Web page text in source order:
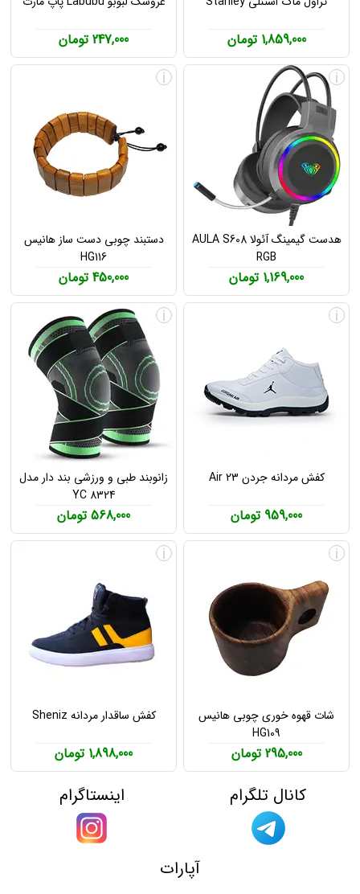
1,859,000 تومان 247,000 تومان
هدست گیمینگ آئولا AULA S608
RGB
1,169,000 تومان
i
دستبند چوبی دست ساز هانیس
HG116
450,000 تومان
i
کفش مردانه جردن Air 23
959,000 تومان
i
زانوبند طبی و ورزشی بند دار مدل
YC 8324
568,000 تومان
i
شات قهوه خوری چوبی هانیس
HG109
295,000 تومان
i
کفش ساقدار مردانه Sheniz
1,898,000 تومان
i
کانال تلگرام اینستاگرام
آپارات